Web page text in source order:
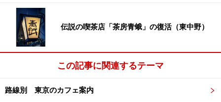
伝説の喫茶店「茶房青蛾」の復活（東中野）
この記事に関連するテーマ
路線別 東京のカフェ案内